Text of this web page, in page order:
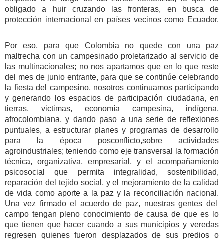
obligado a huir cruzando las fronteras, en busca de
protección internacional en países vecinos como Ecuador.
Por eso, para que Colombia no quede con una paz
maltrecha con un campesinado proletarizado al servicio de
las multinacionales; no nos apartamos que en lo que reste
del mes de junio entrante, para que se continúe celebrando
la fiesta del campesino, nosotros continuamos participando
y generando los espacios de participación ciudadana, en
tierras, victimas, economía campesina, indígena,
afrocolombiana, y dando paso a una serie de reflexiones
puntuales, a estructurar planes y programas de desarrollo
para la época posconflicto,sobre actividades
agroindustriales;teniendo como eje transversal la formación
técnica, organizativa, empresarial, y el acompañamiento
psicosocial que permita integralidad, sostenibilidad,
reparación del tejido social, y el mejoramiento de la calidad
de vida como aporte a la paz y la reconciliación nacional.
Una vez firmado el acuerdo de paz, nuestras gentes del
campo tengan pleno conocimiento de causa de que es lo
que tienen que hacer cuando a sus municipios y veredas
regresen quienes fueron desplazados de sus predios o